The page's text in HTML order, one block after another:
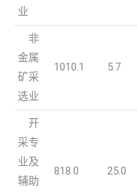
业
非
金属
矿采
选业
1010.1 5.7
开
采专
业及
辅助
818.0 25.0